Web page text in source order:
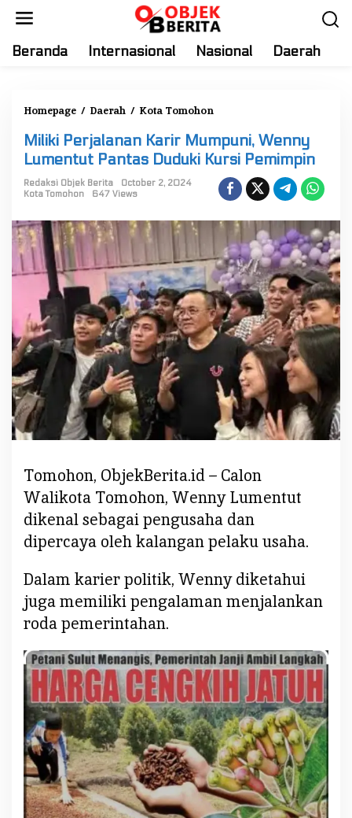
Beranda Internasional Nasional Daerah
Homepage / Daerah / Kota Tomohon
l
i
k
P
r
j
a
l
a
a
n
K
a
r
r
u
m
p
n
i
e
n
y
L
u
m
e
n
Miliki Perjalanan Karir Mumpuni, Wenny
Lumentut Pantas Duduki Kursi Pemimpin
Redaksi Objek Berita
October 2, 2024
Kota Tomohon
647 Views
Tomohon, ObjekBerita.id – Calon
Walikota Tomohon, Wenny Lumentut
dikenal sebagai pengusaha dan
dipercaya oleh kalangan pelaku usaha.
Dalam karier politik, Wenny diketahui
juga memiliki pengalaman menjalankan
roda pemerintahan.